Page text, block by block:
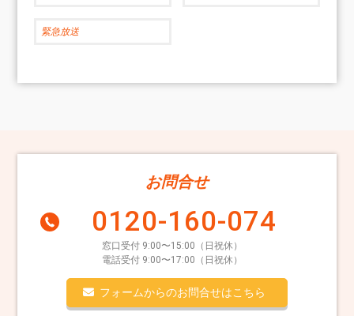
緊急放送
お問合せ
0120-160-074
窓口受付 9:00〜15:00（日祝休）
電話受付 9:00〜17:00（日祝休）
フォームからのお問合せはこちら